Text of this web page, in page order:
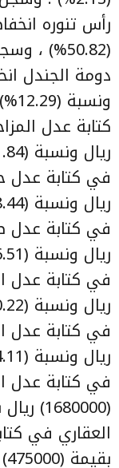
(50.82%)
في كتابة عدل
العقاري في